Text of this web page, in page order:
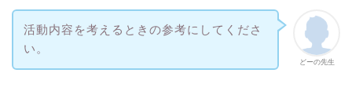
どーの先生
活動内容を考えるときの参考にしてくださ
い。